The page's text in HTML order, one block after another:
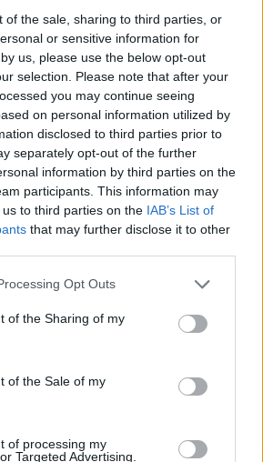
of the sale, sharing to third parties, or
or sensitive information for
us, please use the below opt-out
selection. Please note that after your
you may continue seeing
on personal information utilized by
disclosed to third parties prior to
separately opt-out of the further
information by third parties on the
participants. This information may
to third parties on the IAB’s List of
that may further disclose it to other
website/app uses one or more Google
or usage behaviour. You may click to
to Google and its third-party tags to
specified purposes in below Google
Opt Outs
of the Sharing of my
of the Sale of my
of processing my
Targeted Advertising.
cselekmények elvégzése
is említenek: a
készített a
amiket a rendőrök
majd nem vizsgáltak
megismert dokumentumok
világos, hogy a helyszínre
a születésnapos sztorit